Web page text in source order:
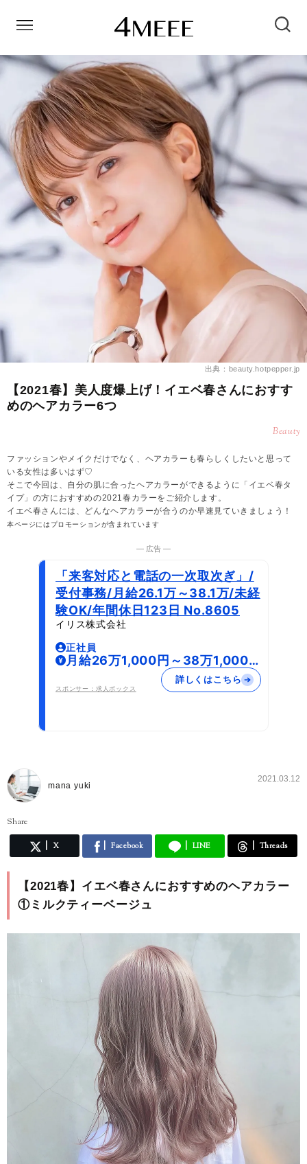
出典：beauty.hotpepper.jp
【2021春】美人度爆上げ！イエベ春さんにおすす
めのヘアカラー6つ
Beauty
ファッションやメイクだけでなく、ヘアカラーも春らしくしたいと思って
いる女性は多いはず♡
そこで今回は、自分の肌に合ったヘアカラーができるように「イエベ春タ
イプ」の方におすすめの2021春カラーをご紹介します。
イエベ春さんには、どんなヘアカラーが合うのか早速見ていきましょう！
本ページにはプロモーションが含まれています
― 広告 ―
「来客対応と電話の一次取次ぎ」/
受付事務/月給26.1万～38.1万/未経
験OK/年間休日123日 No.8605
イリス株式会社
正社員
月給26万1,000円～38万1,000
スポンサー：求人ボックス
詳しくはこちら
mana yuki
2021.03.12
Share
X Facebook LINE Threads
【2021春】イエベ春さんにおすすめのヘアカラー
①ミルクティーベージュ